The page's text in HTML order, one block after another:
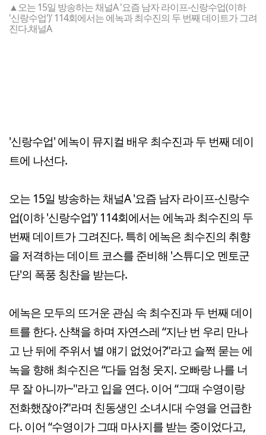
▲오는 15일 방송하는 채널A '요즘 남자 라이프-신랑수업(이하
'신랑수업')' 114회에서는 에녹과 최수진의 두 번째 데이트가 그려
진다.채널A
'신랑수업' 에녹이 뮤지컬 배우 최수진과 두 번째 데이
트에 나선다.
오는 15일 방송하는 채널A '요즘 남자 라이프-신랑수
업(이하 '신랑수업')' 114회에서는 에녹과 최수진의 두
번째 데이트가 그려진다. 특히 에녹은 최수진의 취향
을 저격하는 데이트 코스를 준비해 '스튜디오 멘토군
단'의 폭풍 칭찬을 받는다.
에녹은 모두의 뜨거운 관심 속 최수진과 두 번째 데이
트를 한다. 산책을 하며 자연스레 “지난 번 우리 만나
고 난 뒤에 주위서 별 얘기 없었어?"라고 슬쩍 묻는 에
녹을 향해 최수진은 “다들 엄청 웃지. 오빠랑 나를 너
무 잘 아니까~"라고 입을 연다. 이어 “그때 수영이랑
전화했잖아?"라며 친동생인 소녀시대 수영을 언급한
다. 이어 “수영이가 그때 마사지를 받는 중이었다고,